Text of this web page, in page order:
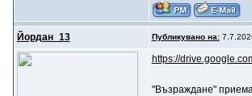
Йордан_13 Публикувано на:
https://
"Възраждане"